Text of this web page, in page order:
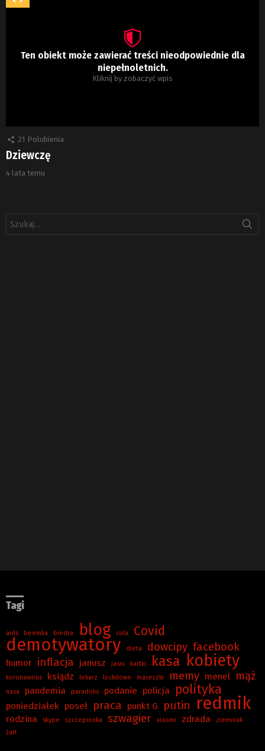
Ten obiekt może zawierać treści nieodpowiednie dla
niepełnoletnich.
Kliknij by zobaczyć wpis
21 Polubienia
Dziewczę
4 lata temu
Tagi
aids beemka biedra blog cola Covid
demotywatory dieta dowcipy facebook
humor inflacja janusz jasiu kartki kasa kobiety
koronawirus ksiądz lekarz lockdown maseczki memy menel mąż
nasa pandemia paradoks podanie policja polityka
poniedziałek poseł praca punkt G putin redmik
rodzina skype szczepionka szwagier xiaomi zdrada
ziemniak
żart